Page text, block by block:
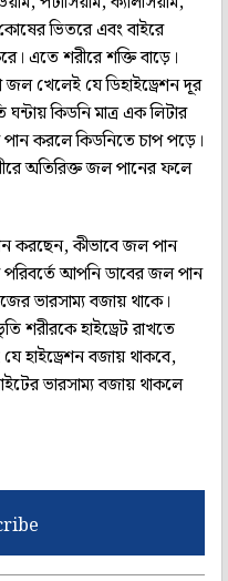
ভিতরে এবং বাইরে
এতে শরীরে শক্তি বাড়ে।
জল খেলেই যে ডিহাইড্রেশন দূর
কিডনি মাত্র এক লিটার
করলে কিডনিতে চাপ পড়ে।
অতিরিক্ত জল পানের ফলে
করছেন, কীভাবে জল পান
আপনি ডাবের জল পান
ভারসাম্য বজায় থাকে।
শরীরকে হাইড্রেট রাখতে
হাইড্রেশন বজায় থাকবে,
ভারসাম্য বজায় থাকলে